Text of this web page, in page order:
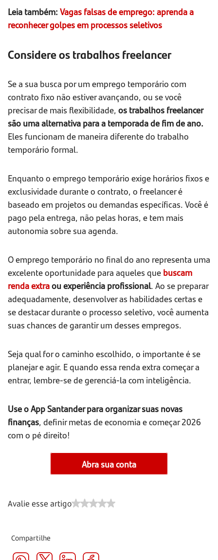
Leia também: Vagas falsas de emprego: aprenda a
reconhecer golpes em processos seletivos
Considere os trabalhos freelancer
Se a sua busca por um emprego temporário com
contrato fixo não estiver avançando, ou se você
precisar de mais flexibilidade, os trabalhos freelancer
são uma alternativa para a temporada de fim de ano.
Eles funcionam de maneira diferente do trabalho
temporário formal.
Enquanto o emprego temporário exige horários fixos e
exclusividade durante o contrato, o freelancer é
baseado em projetos ou demandas específicas. Você é
pago pela entrega, não pelas horas, e tem mais
autonomia sobre sua agenda.
O emprego temporário no final do ano representa uma
excelente oportunidade para aqueles que buscam
renda extraou experiência profissional. Ao se preparar
adequadamente, desenvolver as habilidades certas e
se destacar durante o processo seletivo, você aumenta
suas chances de garantir um desses empregos.
Seja qual for o caminho escolhido, o importante é se
planejar e agir. E quando essa renda extra começar a
entrar, lembre-se de gerenciá-la com inteligência.
Use o App Santander para organizar suas novas
finanças, definir metas de economia e começar 2026
com o pé direito!
Abra sua conta
Avalie esse artigo
Compartilhe